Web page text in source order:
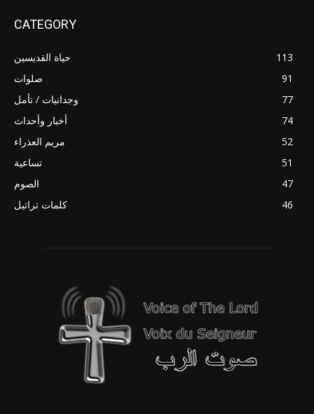
CATEGORY
حياة القديسين
113
صلوات
91
وجدانيات / تأمل
77
أخبار وأحداث
74
مريم العذراء
52
تساعية
51
الصوم
47
كلمات تراتيل
46